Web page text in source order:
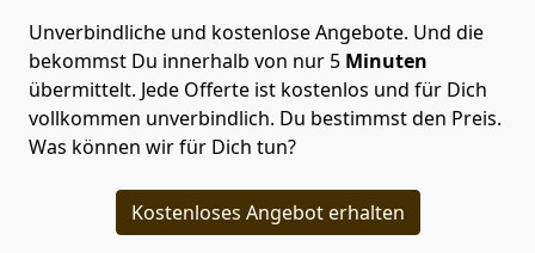
Unverbindliche und kostenlose Angebote. Und die
bekommst Du innerhalb von nur 5 Minuten
übermittelt. Jede Offerte ist kostenlos und für Dich
vollkommen unverbindlich. Du bestimmst den Preis.
Was können wir für Dich tun?
Kostenloses Angebot erhalten